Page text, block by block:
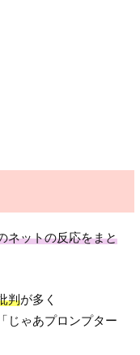
ネットの反応をまと
判が多く
じゃあプロンプター